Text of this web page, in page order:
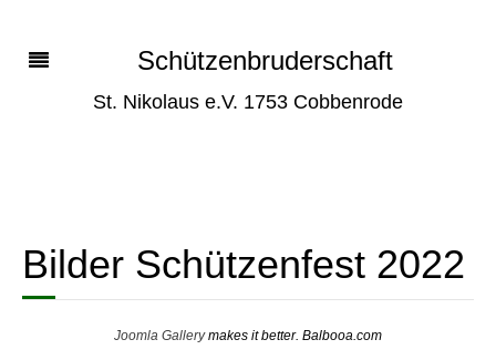
Schützenbruderschaft
St. Nikolaus e.V. 1753 Cobbenrode
Bilder Schützenfest 2022
Joomla Gallerymakes it better. Balbooa.com